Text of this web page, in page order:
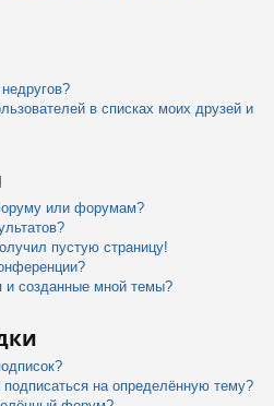
в списках моих друзей и
или форумам?
пустую страницу!
и созданные мной темы?
на определённую тему?